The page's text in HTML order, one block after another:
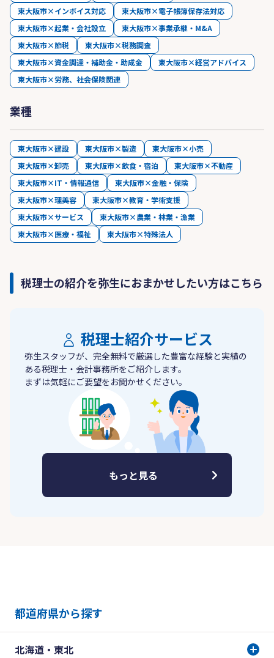
東大阪市×インボイス対応
東大阪市×電子帳簿保存法対応
東大阪市×起業・会社設立
東大阪市×事業承継・M&A
東大阪市×節税
東大阪市×税務調査
東大阪市×資金調達・補助金・助成金
東大阪市×経営アドバイス
東大阪市×労務、社会保険関連
業種
東大阪市×建設 東大阪市×製造
東大阪市×小売
東大阪市×卸売
東大阪市×飲食・宿泊
東大阪市×不動産
東大阪市×IT・情報通信
東大阪市×金融・保険
東大阪市×理美容
東大阪市×教育・学術支援
東大阪市×サービス
東大阪市×農業・林業・漁業
東大阪市×医療・福祉
東大阪市×特殊法人
税理士の紹介を弥生におまかせしたい方はこちら
税理士紹介サービス
弥生スタッフが、完全無料で厳選した豊富な経験と実績の
ある税理士・会計事務所をご紹介します。
まずは気軽にご要望をお聞かせください。
もっと見る
都道府県から探す
北海道・東北